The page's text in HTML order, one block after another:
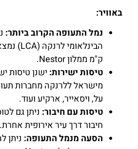
באוויר:
נמל התעופה הקרוב ביותר:
ק"מ ממלון Nestor.
טיסות ישירות: ישנן טיסות
מישראל ללרנקה מחברות
על, ויסאייר, ארקיע ועוד.
טיסות עם חיבור: ניתן גם
חיבור דרך עיר אירופית אחרת.
הסעה מנמל התעופה: ניתן